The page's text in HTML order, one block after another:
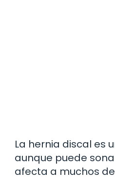
La hernia discal es
aunque puede
afecta a muchos